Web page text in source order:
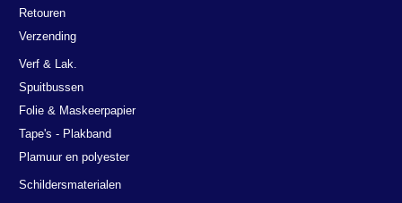
Retouren
Verzending
Verf & Lak.
Spuitbussen
Folie & Maskeerpapier
Tape's - Plakband
Plamuur en polyester
Schildersmaterialen